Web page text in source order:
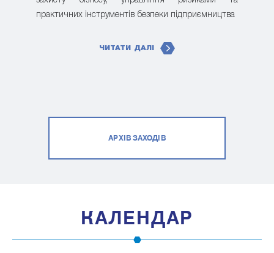
практичних інструментів безпеки підприємництва
ЧИТАТИ ДАЛІ
АРХІВ ЗАХОДІВ
КАЛЕНДАР